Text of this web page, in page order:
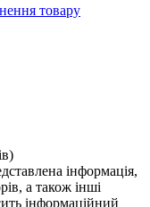
товару
інформація,
а також інші
інформаційний